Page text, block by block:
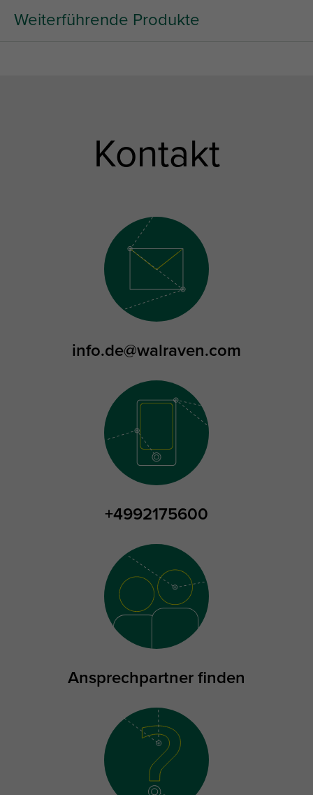
Weiterführende Produkte
Kontakt
info.de@walraven.com
+4992175600
Ansprechpartner finden